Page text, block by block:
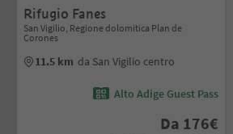
Rifugio Fanes
San Vigilio, Regione dolomitica Plan de
Corones
11.5 km da San Vigilio centro
Alto Adige Guest Pass
Da 176€